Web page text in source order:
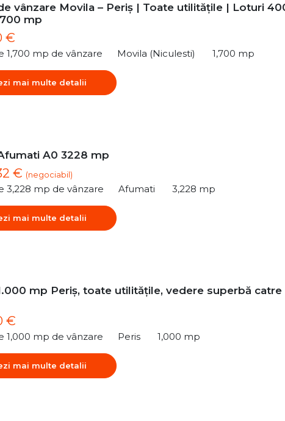
vânzare Movila – Periș | Toate utilitățile | Loturi
mp
€
1,700 mp de vânzare Movila (Niculesti) 1,700 mp
mai multe detalii
A0 3228 mp
€ (negociabil)
3,228 mp de vânzare Afumati 3,228 mp
mai multe detalii
mp Periș, toate utilitățile, vedere superbă catre
€
1,000 mp de vânzare Peris 1,000 mp
mai multe detalii